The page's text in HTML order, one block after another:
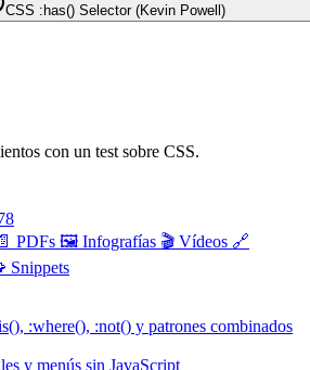
CSS :has() Selector (Kevin Powell)
con un test sobre CSS.
📄 PDFs 🖼️ Infografías 🎬 Vídeos 🔗
Snippets
:where(), :not() y patrones combinados
y menús sin JavaScript